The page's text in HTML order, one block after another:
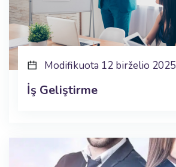
Modifikuota 12 birželio 2025
İş Geliştirme